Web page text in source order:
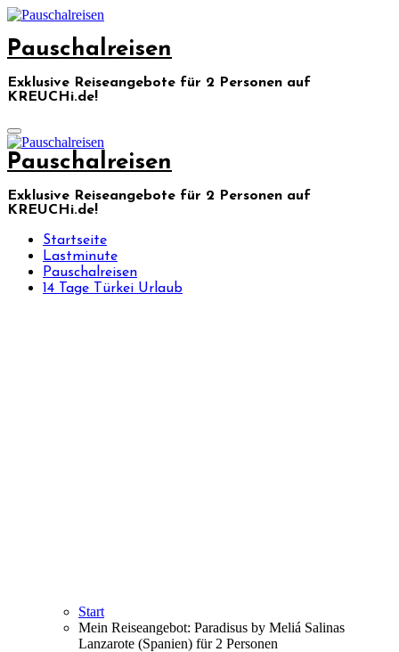
Skip
content
Pauschalreisen
Exklusive Reiseangebote für 2 Personen auf
KREUCHi.de!
Pauschalreisen
Exklusive Reiseangebote für 2 Personen auf
KREUCHi.de!
Startseite
Lastminute
Pauschalreisen
14 Tage Türkei Urlaub
Start
Mein Reiseangebot: Paradisus by Meliá Salinas
Lanzarote (Spanien) für 2 Personen